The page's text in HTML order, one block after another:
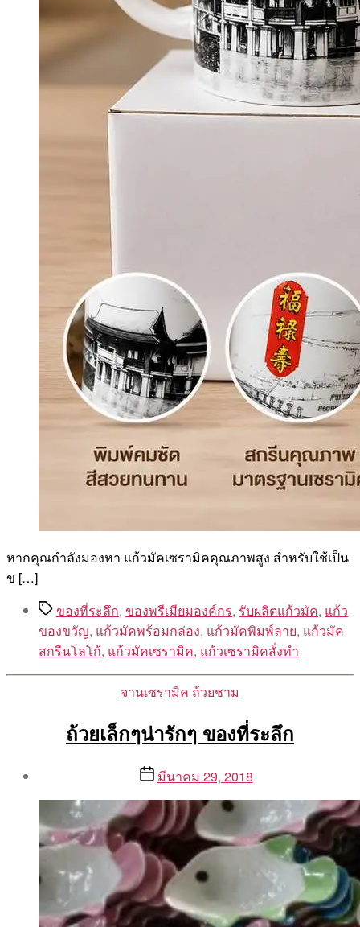
หากคุณกำลังมองหา แก้วมัคเซรามิคคุณภาพสูง สำหรับใช้เป็น
ข […]
Tagsของที่ระลึก, ของพรีเมียมองค์กร, รับผลิตแก้วมัค, แก้ว
ของขวัญ, แก้วมัคพร้อมกล่อง, แก้วมัคพิมพ์ลาย, แก้วมัค
สกรีนโลโก้, แก้วมัคเซรามิค, แก้วเซรามิคสั่งทำ
Categories
จานเซรามิค ถ้วยชาม
ถ้วยเล็กๆน่ารักๆ ของที่ระลึก
Postมีนาคม 29, 2018